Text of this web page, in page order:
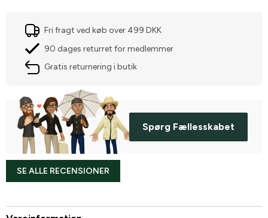
Fri fragt ved køb over 499 DKK
90 dages returret for medlemmer
Gratis returnering i butik
Spørg Fællesskabet
SE ALLE RECENSIONER